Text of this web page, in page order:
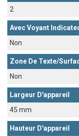
2
Avec Voyant
Non
Zone De Texte/
Non
Largeur D'appareil
45 mm
Hauteur D'appareil